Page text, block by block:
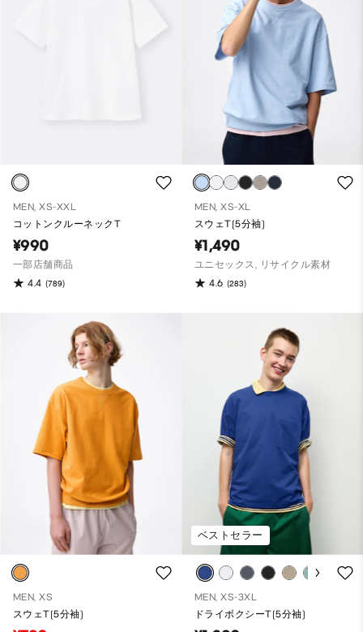
MEN, XS-XXL
コットンクルーネックT
¥990
一部店舗商品
4.4 (789)
MEN, XS-XL
スウェT(5分袖)
¥1,490
ユニセックス, リサイクル素材
4.6 (283)
MEN, XS
スウェT(5分袖)
ベストセラー
MEN, XS-3XL
ドライボクシーT(5分袖)